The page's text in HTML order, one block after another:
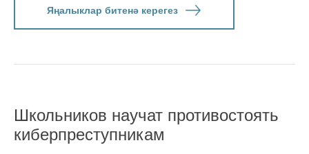
Яңалыклар битенә керегез
Школьников научат противостоять
киберпреступникам